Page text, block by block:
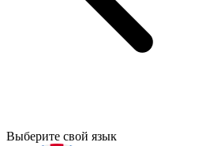
Выберите свой язык